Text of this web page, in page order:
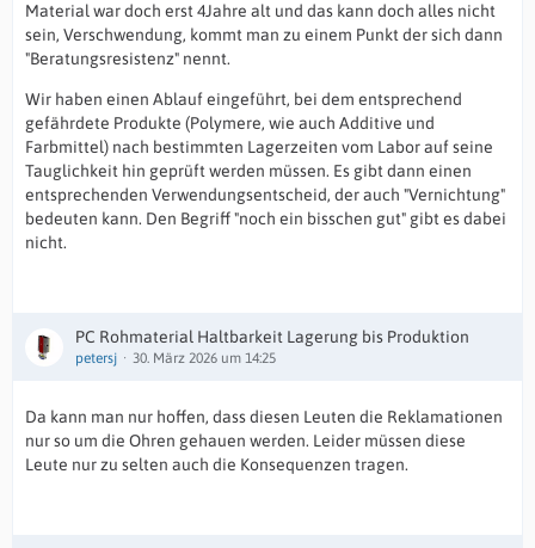
Material war doch erst 4Jahre alt und das kann doch alles nicht
sein, Verschwendung, kommt man zu einem Punkt der sich dann
"Beratungsresistenz" nennt.
Wir haben einen Ablauf eingeführt, bei dem entsprechend
gefährdete Produkte (Polymere, wie auch Additive und
Farbmittel) nach bestimmten Lagerzeiten vom Labor auf seine
Tauglichkeit hin geprüft werden müssen. Es gibt dann einen
entsprechenden Verwendungsentscheid, der auch "Vernichtung"
bedeuten kann. Den Begriff "noch ein bisschen gut" gibt es dabei
nicht.
PC Rohmaterial Haltbarkeit Lagerung bis Produktion
petersj 30. März 2026 um 14:25
Da kann man nur hoffen, dass diesen Leuten die Reklamationen
nur so um die Ohren gehauen werden. Leider müssen diese
Leute nur zu selten auch die Konsequenzen tragen.